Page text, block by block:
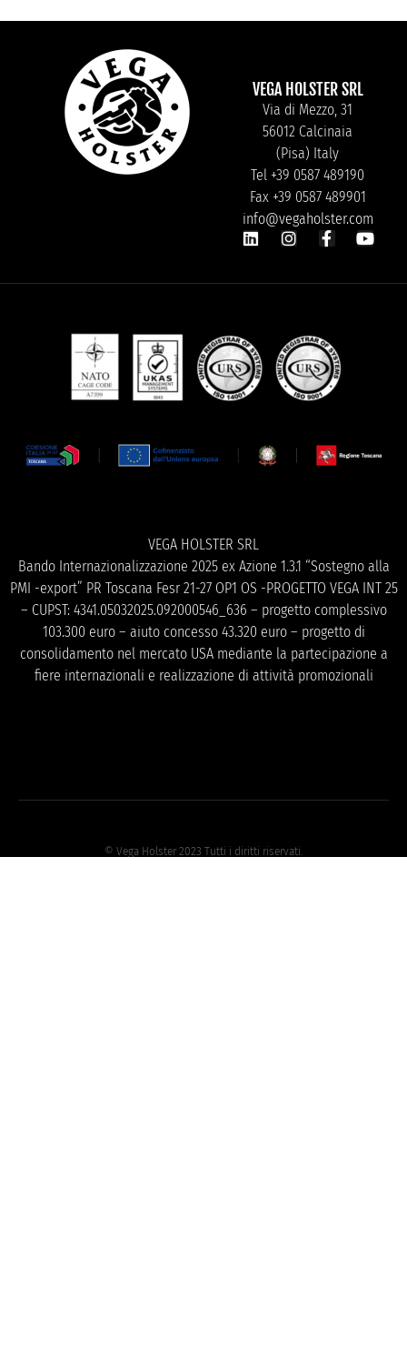
VEGA HOLSTER SRL
Via di Mezzo, 31
56012 Calcinaia
(Pisa) Italy
Tel +39 0587 489190
Fax +39 0587 489901
info@vegaholster.com
VEGA HOLSTER SRL
Bando Internazionalizzazione 2025 ex Azione 1.3.1 “Sostegno alla
PMI -export” PR Toscana Fesr 21-27 OP1 OS -PROGETTO VEGA INT 25
– CUPST: 4341.05032025.092000546_636 – progetto complessivo
103.300 euro – aiuto concesso 43.320 euro – progetto di
consolidamento nel mercato USA mediante la partecipazione a
fiere internazionali e realizzazione di attività promozionali
© Vega Holster 2023 Tutti i diritti riservati.